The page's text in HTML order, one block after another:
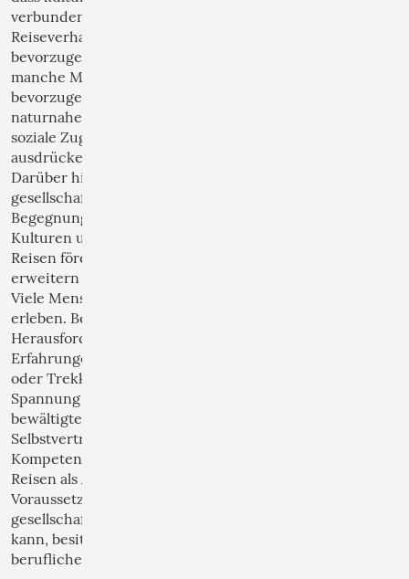
verbunden sind. Dies zeigt sich auch im
Reiseverhalten. Unterschiedliche soziale Gruppen
bevorzugen unterschiedliche Reiseformen. Während
manche Menschen Luxusreisen und exklusive Hotels
bevorzugen, suchen andere Abenteuer, Kultur oder
naturnahe Erlebnisse. Reiseziele können damit auch
soziale Zugehörigkeit und kulturelles Kapital
ausdrücken.
Darüber hinaus erfüllt Reisen wichtige
gesellschaftliche Funktionen. Es ermöglicht
Begegnungen zwischen Menschen verschiedener
Kulturen und kann Vorurteile abbauen. Internationale
Reisen fördern interkulturelles Verständnis und
erweitern den eigenen Horizont.
Viele Menschen reisen außerdem, um Abenteuer zu
erleben. Besonders junge Menschen suchen häufig
Herausforderungen und außergewöhnliche
Erfahrungen. Aktivitäten wie Bergsteigen, Tauchen
oder Trekking befriedigen das Bedürfnis nach
Spannung und Selbstwirksamkeit. Erfolgreich
bewältigte Herausforderungen stärken das
Selbstvertrauen und fördern das Gefühl persönlicher
Kompetenz.
Reisen als Ausdruck moderner Mobilität wird oft als
Voraussetzung für persönliche Freiheit und
gesellschaftliche Teilhabe angesehen. Wer reisen
kann, besitzt häufig mehr Möglichkeiten zur Bildung,
beruflichen Entwicklung und kulturellen Erfahrung.